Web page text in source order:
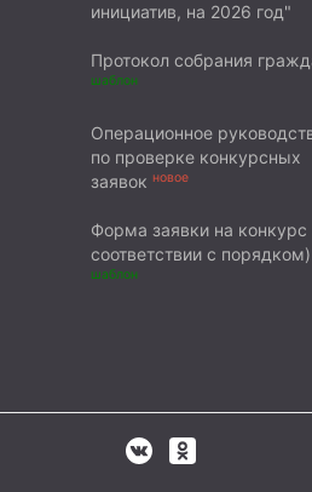
инициатив, на 2026 год"
Протокол собрания
шаблон
Операционное
по проверке конкурсных
заявок новое
Форма заявки на конкурс
соответствии с порядком)
шаблон